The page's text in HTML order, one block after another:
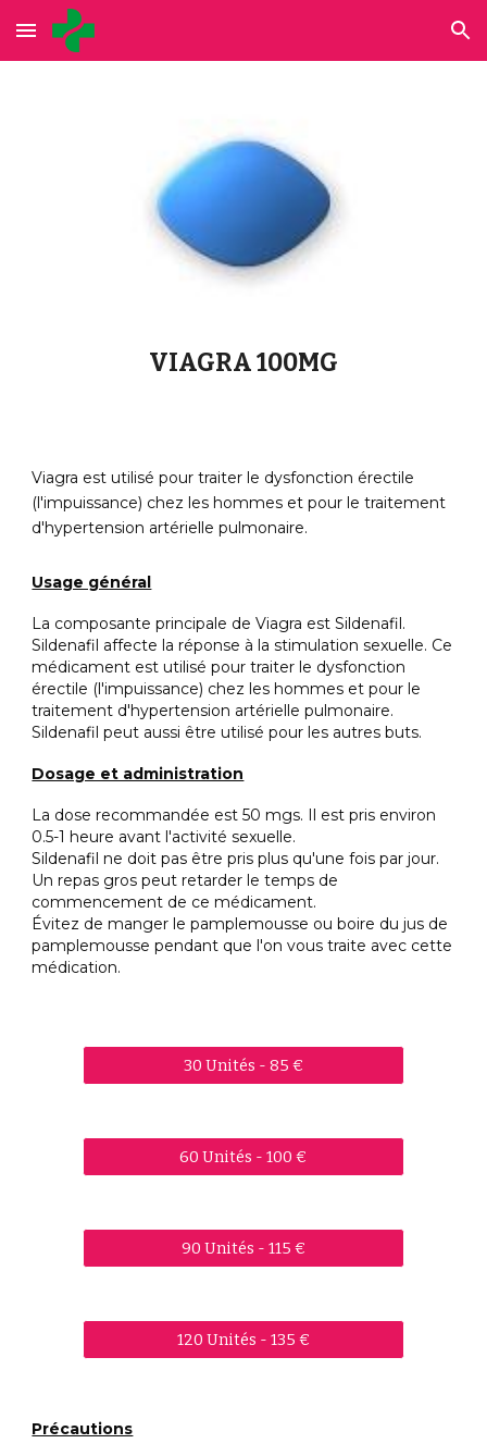
Skip to main content Skip to navigation
VIAGRA 100MG
Viagra est utilisé pour traiter le dysfonction érectile
(l'impuissance) chez les hommes et pour le traitement
d'hypertension artérielle pulmonaire.
Usage général
La composante principale de Viagra est Sildenafil.
Sildenafil affecte la réponse à la stimulation sexuelle. Ce
médicament est utilisé pour traiter le dysfonction
érectile (l'impuissance) chez les hommes et pour le
traitement d'hypertension artérielle pulmonaire.
Sildenafil peut aussi être utilisé pour les autres buts.
Dosage et administration
La dose recommandée est 50 mgs. Il est pris environ
0.5-1 heure avant l'activité sexuelle.
Sildenafil ne doit pas être pris plus qu'une fois par jour.
Un repas gros peut retarder le temps de
commencement de ce médicament.
Évitez de manger le pamplemousse ou boire du jus de
pamplemousse pendant que l'on vous traite avec cette
médication.
30 Unités - 85 €
60 Unités - 100 €
90 Unités - 115 €
120 Unités - 135 €
Précautions